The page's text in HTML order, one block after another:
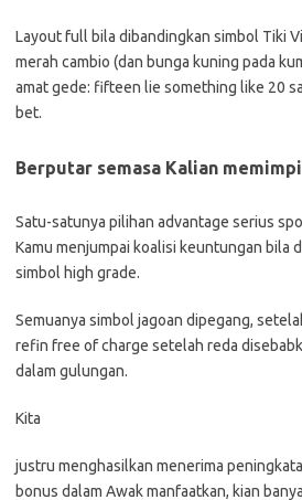
Layout full bila dibandingkan simbol Tiki
merah cambio (dan bunga kuning pada
amat gede: fifteen lie something like 20
bet.
Berputar semasa Kalian
Satu-satunya pilihan advantage serius
Kamu menjumpai koalisi keuntungan bila
simbol high grade.
Semuanya simbol jagoan dipegang,
refin free of charge setelah reda
dalam gulungan.
Kita
justru menghasilkan menerima
bonus dalam Awak manfaatkan, kian